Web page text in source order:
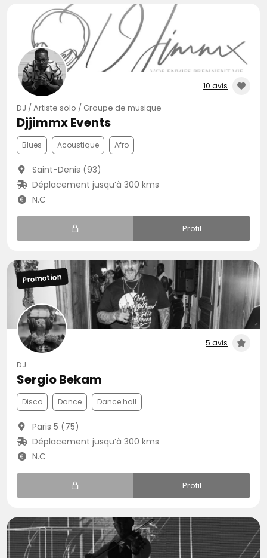
10 avis
DJ / Artiste solo / Groupe de musique
Djjimmx Events
Blues Acoustique Afro
Saint-Denis (93)
Déplacement jusqu’à 300 kms
N.C
Profil
5 avis
Promotion
DJ
Sergio Bekam
Disco Dance Dance hall
Paris 5 (75)
Déplacement jusqu’à 300 kms
N.C
Profil